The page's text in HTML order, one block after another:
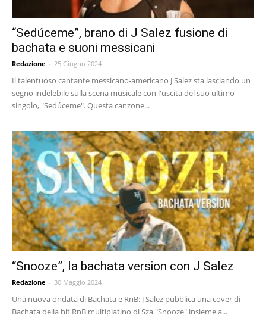
“Sedúceme”, brano di J Salez fusione di
bachata e suoni messicani
Redazione - 25 Giugno 2024
Il talentuoso cantante messicano-americano J Salez sta lasciando un
segno indelebile sulla scena musicale con l'uscita del suo ultimo
singolo, "Sedúceme". Questa canzone...
“Snooze”, la bachata version con J Salez
Redazione - 30 Maggio 2024
Una nuova ondata di Bachata e RnB: J Salez pubblica una cover di
Bachata della hit RnB multiplatino di Sza "Snooze" insieme a...